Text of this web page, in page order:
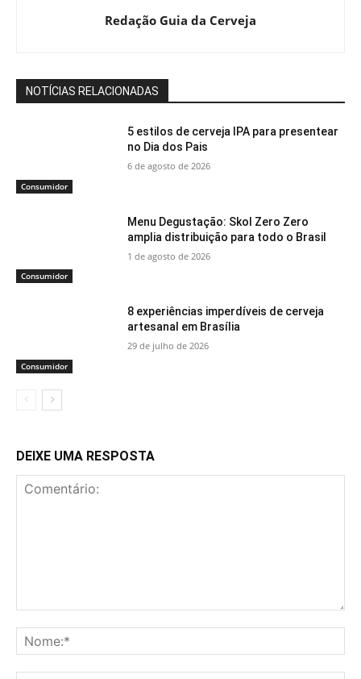
Redação Guia da Cerveja
NOTÍCIAS RELACIONADAS
Consumidor
5 estilos de cerveja IPA para presentear
no Dia dos Pais
6 de agosto de 2026
Consumidor
Menu Degustação: Skol Zero Zero
amplia distribuição para todo o Brasil
1 de agosto de 2026
Consumidor
8 experiências imperdíveis de cerveja
artesanal em Brasília
29 de julho de 2026
DEIXE UMA RESPOSTA